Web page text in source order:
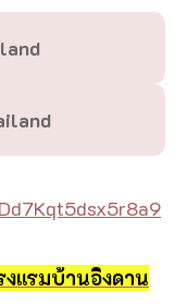
งแรมบ้านอิงดาน